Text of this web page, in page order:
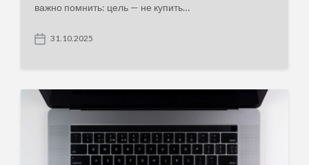
важно помнить: цель — не купить…
P
31.10.2025